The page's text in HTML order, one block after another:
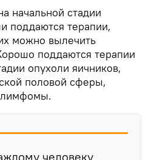
начальной стадии
поддаются терапии,
можно вылечить
поддаются терапии
опухоли яичников,
половой сферы,
лимфомы.
человеку